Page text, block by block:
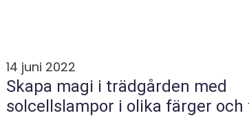
14 juni 2022
Skapa magi i trädgården med
solcellslampor i olika färger och